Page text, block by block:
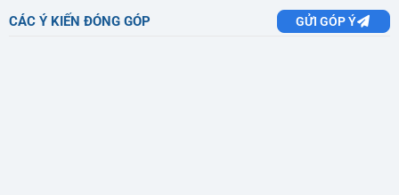
CÁC Ý KIẾN ĐÓNG GÓP GỬI GÓP Ý